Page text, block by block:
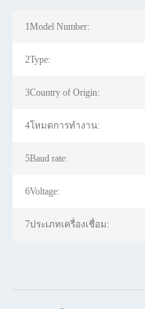
1Model Number:
2Type:
3Country of Origin:
4โหมดการทำงาน:
5Baud rate:
6Voltage:
7ประเภทเครื่องเชื่อม: